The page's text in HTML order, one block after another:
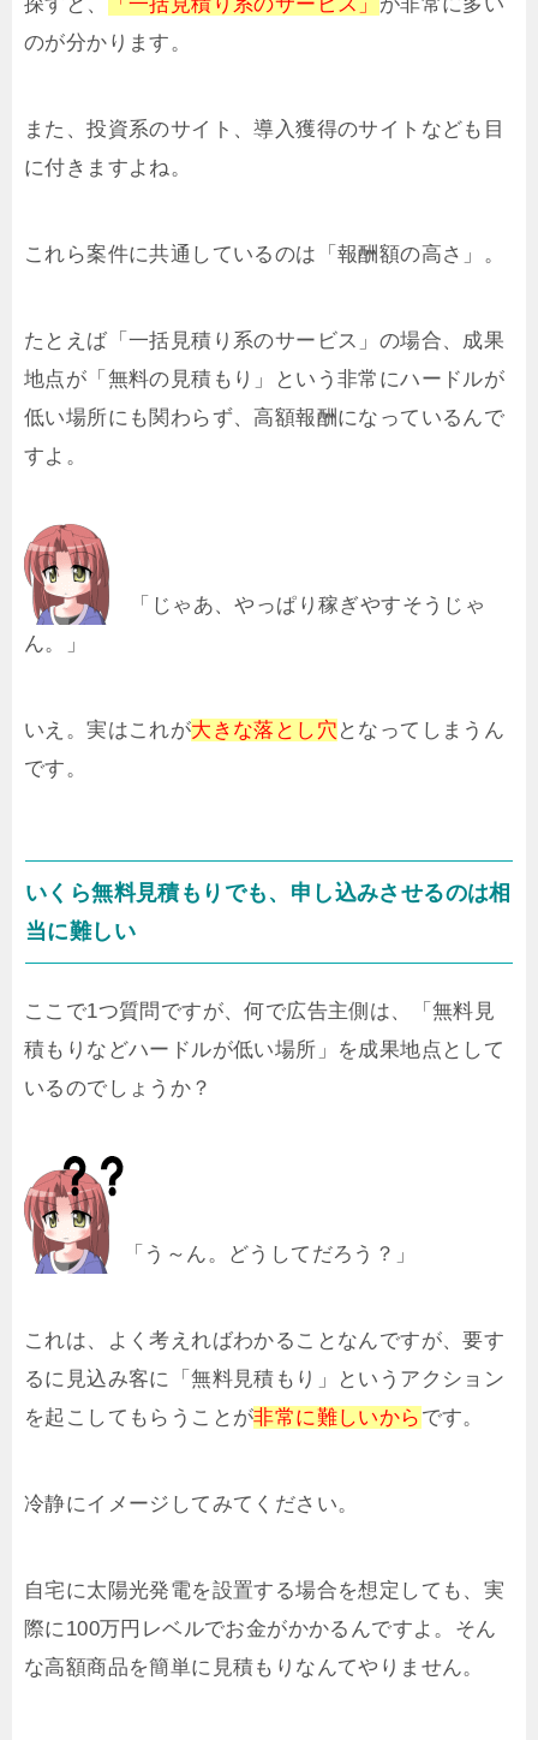
のが分かります。
また、投資系のサイト、導入獲得のサイトなども目
に付きますよね。
これら案件に共通しているのは「報酬額の高さ」。
たとえば「一括見積り系のサービス」の場合、成果
地点が「無料の見積もり」という非常にハードルが
低い場所にも関わらず、高額報酬になっているんで
すよ。
「じゃあ、やっぱり稼ぎやすそうじゃ
ん。」
いえ。実はこれが大きな落とし穴 となってしまうん
です。
いくら無料見積もりでも、申し込みさせるのは相
当に難しい
ここで1つ質問ですが、何で広告主側は、「無料見
積もりなどハードルが低い場所」を成果地点として
いるのでしょうか？
「う～ん。どうしてだろう？」
これは、よく考えればわかることなんですが、要す
るに見込み客に「無料見積もり」というアクション
を起こしてもらうことが非常に難しいから です。
冷静にイメージしてみてください。
自宅に太陽光発電を設置する場合を想定しても、実
際に100万円レベルでお金がかかるんですよ。そん
な高額商品を簡単に見積もりなんてやりません。